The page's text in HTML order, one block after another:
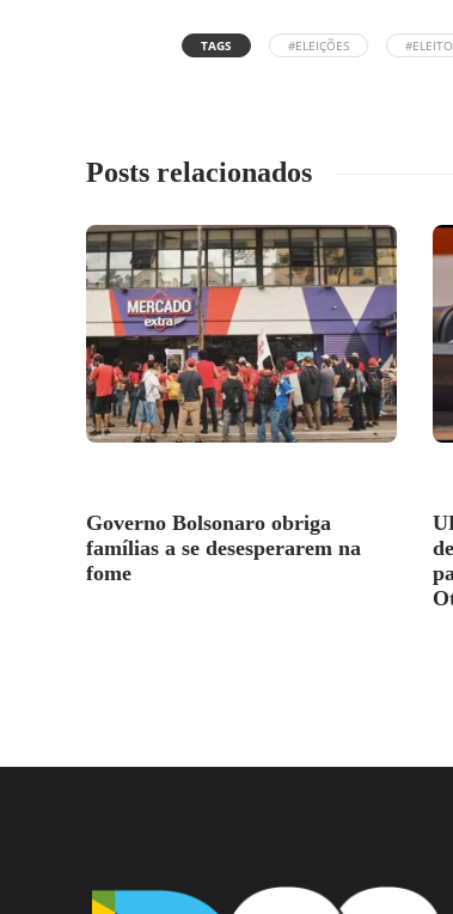
TAGS #ELEIÇÕES
Posts relacionados
Governo Bolsonaro obriga
famílias a se desesperarem na
fome